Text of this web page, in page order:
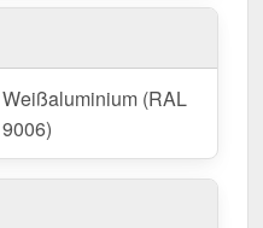
Weißaluminium (RAL
9006)